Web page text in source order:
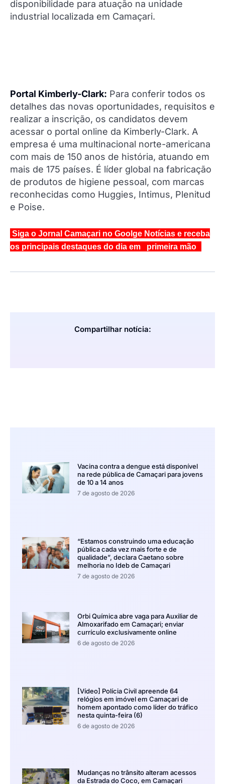
disponibilidade para atuação na unidade
industrial localizada em Camaçari.
Portal Kimberly-Clark: Para conferir todos os
detalhes das novas oportunidades, requisitos e
realizar a inscrição, os candidatos devem
acessar o portal online da Kimberly-Clark. A
empresa é uma multinacional norte-americana
com mais de 150 anos de história, atuando em
mais de 175 países. É líder global na fabricação
de produtos de higiene pessoal, com marcas
reconhecidas como Huggies, Intimus, Plenitud
e Poise.
Siga o Jornal Camaçari no Goolge Notícias e receba
os principais destaques do dia em primeira mão
Compartilhar notícia:
Vacina contra a dengue está disponível
na rede pública de Camaçari para jovens
de 10 a 14 anos
7 de agosto de 2026
“Estamos construindo uma educação
pública cada vez mais forte e de
qualidade”, declara Caetano sobre
melhoria no Ideb de Camaçari
7 de agosto de 2026
Orbi Química abre vaga para Auxiliar de
Almoxarifado em Camaçari; enviar
currículo exclusivamente online
6 de agosto de 2026
[Vídeo] Polícia Civil apreende 64
relógios em imóvel em Camaçari de
homem apontado como líder do tráfico
nesta quinta-feira (6)
6 de agosto de 2026
Mudanças no trânsito alteram acessos
da Estrada do Coco, em Camaçari